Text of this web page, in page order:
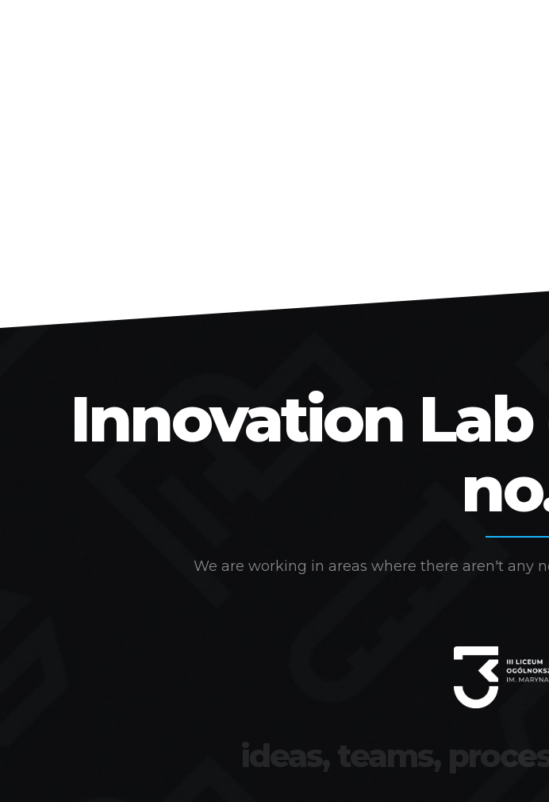
Innovation
We are working in areas where there aren't any
ideas, teams,